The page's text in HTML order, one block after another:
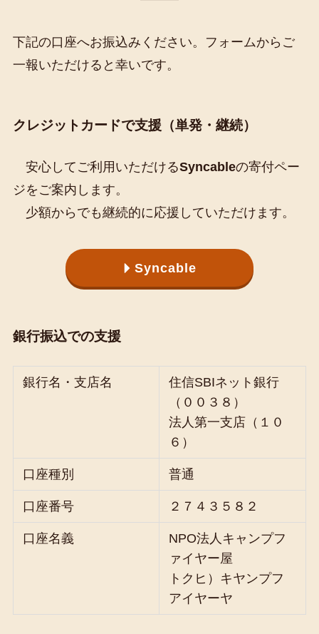
下記の口座へお振込みください。フォームからご
一報いただけると幸いです。
クレジットカードで支援（単発・継続）
安心してご利用いただけるSyncableの寄付ペー
ジをご案内します。
少額からでも継続的に応援していただけます。
Syncable
銀行振込での支援
銀行名・支店名
住信SBIネット銀行
（００３８）
法人第一支店（１０
６）
口座種別 普通
口座番号 ２７４３５８２
口座名義
NPO法人キャンプフ
ァイヤー屋
トクヒ）キヤンプフ
アイヤーヤ